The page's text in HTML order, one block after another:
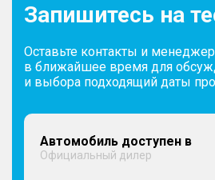
Запишитесь на
Оставьте контакты и
в ближайшее время для
и выбора подходящий даты
Автомобиль доступен в
Официальный дилер